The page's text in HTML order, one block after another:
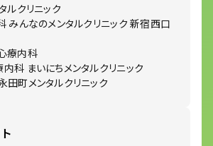
ルクリニック
みんなのメンタルクリニック 新宿西口
療内科
科 まいにちメンタルクリニック
田町メンタルクリニック